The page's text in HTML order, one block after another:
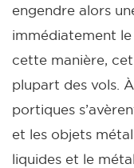
engendre alors
immédiatement
cette manière,
plupart des vols.
portiques
et les objets
liquides et le